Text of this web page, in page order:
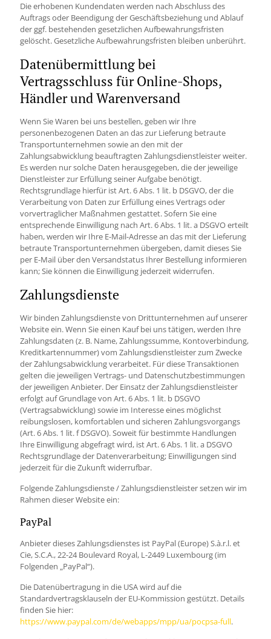
Die erhobenen Kundendaten werden nach Abschluss des
Auftrags oder Beendigung der Geschäftsbeziehung und Ablauf
der ggf. bestehenden gesetzlichen Aufbewahrungsfristen
gelöscht. Gesetzliche Aufbewahrungsfristen bleiben unberührt.
Daten­übermittlung bei
Vertragsschluss für Online-Shops,
Händler und Warenversand
Wenn Sie Waren bei uns bestellen, geben wir Ihre
personenbezogenen Daten an das zur Lieferung betraute
Transportunternehmen sowie an den mit der
Zahlungsabwicklung beauftragten Zahlungsdienstleister weiter.
Es werden nur solche Daten herausgegeben, die der jeweilige
Dienstleister zur Erfüllung seiner Aufgabe benötigt.
Rechtsgrundlage hierfür ist Art. 6 Abs. 1 lit. b DSGVO, der die
Verarbeitung von Daten zur Erfüllung eines Vertrags oder
vorvertraglicher Maßnahmen gestattet. Sofern Sie eine
entsprechende Einwilligung nach Art. 6 Abs. 1 lit. a DSGVO erteilt
haben, werden wir Ihre E-Mail-Adresse an das mit der Lieferung
betraute Transportunternehmen übergeben, damit dieses Sie
per E-Mail über den Versandstatus Ihrer Bestellung informieren
kann; Sie können die Einwilligung jederzeit widerrufen.
Zahlungsdienste
Wir binden Zahlungsdienste von Drittunternehmen auf unserer
Website ein. Wenn Sie einen Kauf bei uns tätigen, werden Ihre
Zahlungsdaten (z. B. Name, Zahlungssumme, Kontoverbindung,
Kreditkartennummer) vom Zahlungsdienstleister zum Zwecke
der Zahlungsabwicklung verarbeitet. Für diese Transaktionen
gelten die jeweiligen Vertrags- und Datenschutzbestimmungen
der jeweiligen Anbieter. Der Einsatz der Zahlungsdienstleister
erfolgt auf Grundlage von Art. 6 Abs. 1 lit. b DSGVO
(Vertragsabwicklung) sowie im Interesse eines möglichst
reibungslosen, komfortablen und sicheren Zahlungsvorgangs
(Art. 6 Abs. 1 lit. f DSGVO). Soweit für bestimmte Handlungen
Ihre Einwilligung abgefragt wird, ist Art. 6 Abs. 1 lit. a DSGVO
Rechtsgrundlage der Datenverarbeitung; Einwilligungen sind
jederzeit für die Zukunft widerrufbar.
Folgende Zahlungsdienste / Zahlungsdienstleister setzen wir im
Rahmen dieser Website ein:
PayPal
Anbieter dieses Zahlungsdienstes ist PayPal (Europe) S.à.r.l. et
Cie, S.C.A., 22-24 Boulevard Royal, L-2449 Luxembourg (im
Folgenden „PayPal“).
Die Datenübertragung in die USA wird auf die
Standardvertragsklauseln der EU-Kommission gestützt. Details
finden Sie hier:
https://www.paypal.com/de/webapps/mpp/ua/pocpsa-full.